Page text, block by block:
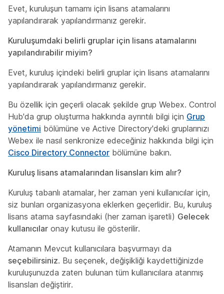
Evet, kuruluşun tamamı için lisans atamalarını
yapılandırarak yapılandırmanız gerekir.
Kuruluşumdaki belirli gruplar için lisans atamalarını
yapılandırabilir miyim?
Evet, kuruluş içindeki belirli gruplar için lisans atamalarını
yapılandırarak yapılandırmanız gerekir.
Bu özellik için geçerli olacak şekilde grup Webex. Control
Hub'da grup oluşturma hakkında ayrıntılı bilgi için Grup
yönetimi bölümüne ve Active Directory'deki gruplarınızı
Webex ile nasıl senkronize edeceğiniz hakkında bilgi için
Cisco Directory Connector bölümüne bakın.
Kuruluş lisans atamalarından lisansları kim alır?
Kuruluş tabanlı atamalar, her zaman yeni kullanıcılar için,
siz bunları organizasyona eklerken geçerlidir. Bu, kuruluş
lisans atama sayfasındaki (her zaman işaretli) Gelecek
kullanıcılar onay kutusu ile gösterilir.
Atamanın Mevcut kullanıcılara başvurmayı da
seçebilirsiniz. Bu seçenek, değişikliği kaydettiğinizde
kuruluşunuzda zaten bulunan tüm kullanıcılara atanmış
lisansları değiştirir.